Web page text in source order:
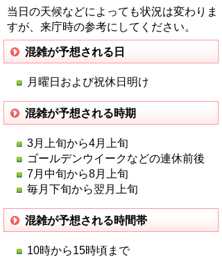
当日の天候などによっても状況は変わりま
すが、来庁時の参考にしてください。
混雑が予想される日
月曜日および祝休日明け
混雑が予想される時期
3月上旬から4月上旬
ゴールデンウイークなどの連休前後
7月中旬から8月上旬
毎月下旬から翌月上旬
混雑が予想される時間帯
10時から15時頃まで